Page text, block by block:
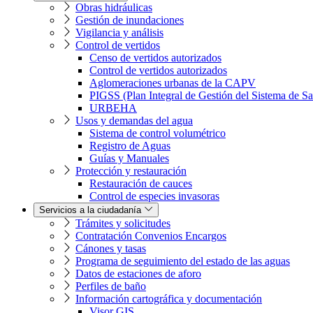
Obras hidráulicas
Gestión de inundaciones
Vigilancia y análisis
Control de vertidos
Censo de vertidos autorizados
Control de vertidos autorizados
Aglomeraciones urbanas de la CAPV
PIGSS (Plan Integral de Gestión del Sistema de
URBEHA
Usos y demandas del agua
Sistema de control volumétrico
Registro de Aguas
Guías y Manuales
Protección y restauración
Restauración de cauces
Control de especies invasoras
Servicios a la ciudadanía
Trámites y solicitudes
Contratación Convenios Encargos
Cánones y tasas
Programa de seguimiento del estado de las aguas
Datos de estaciones de aforo
Perfiles de baño
Información cartográfica y documentación